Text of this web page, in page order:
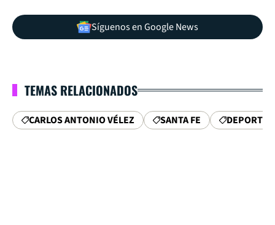
Síguenos en Google News
TEMAS RELACIONADOS
CARLOS ANTONIO VÉLEZ SANTA FE